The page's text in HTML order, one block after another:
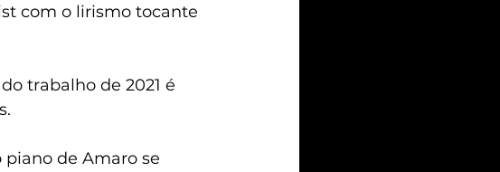
com o lirismo tocante
trabalho de 2021 é
piano de Amaro se